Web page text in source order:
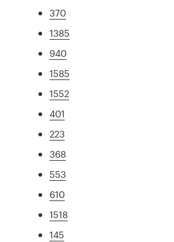
370
1385
940
1585
1552
401
223
368
553
610
1518
145